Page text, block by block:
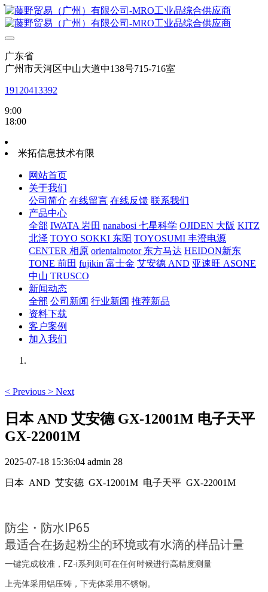
广东省
广州市天河区中山大道中138号715-716室
19120413392
9:00
18:00
米拓信息技术有限
网站首页
关于我们
公司简介 在线留言 在线反馈 联系我们
产品中心
全部 IWATA 岩田 nanabosi 七星科学 OJIDEN 大阪 KITZ
北泽 TOYO SOKKI 东阳 TOYOSUMI 丰澄电源
CENTER 相原 orientalmotor 东方马达 HEIDON新东
TONE 前田 fujikin 富士金 艾安德 AND 亚速旺 ASONE
中山 TRUSCO
新闻动态
全部 公司新闻 行业新闻 推荐新品
资料下载
客户案例
加入我们
< Previous > Next
日本 AND 艾安德 GX-12001M 电子天平
GX-22001M
2025-07-18 15:36:04 admin 28
日本 AND 艾安德 GX-12001M 电子天平 GX-22001M
防尘・防水IP65
最适合在扬起粉尘的环境或有水滴的样品计量
一键完成校准，FZ-i系列则可在任何时候进行高精度测量
・
上壳体采用铝压铸，下壳体采用不锈钢。
・
・
・
・
・
・
・